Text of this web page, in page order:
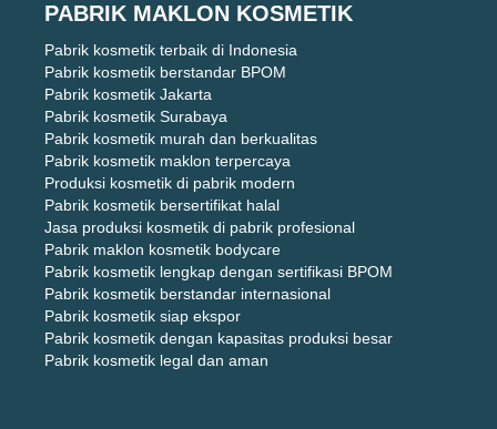
PABRIK MAKLON KOSMETIK
Pabrik kosmetik terbaik di Indonesia
Pabrik kosmetik berstandar BPOM
Pabrik kosmetik Jakarta
Pabrik kosmetik Surabaya
Pabrik kosmetik murah dan berkualitas
Pabrik kosmetik maklon terpercaya
Produksi kosmetik di pabrik modern
Pabrik kosmetik bersertifikat halal
Jasa produksi kosmetik di pabrik profesional
Pabrik maklon kosmetik bodycare
Pabrik kosmetik lengkap dengan sertifikasi BPOM
Pabrik kosmetik berstandar internasional
Pabrik kosmetik siap ekspor
Pabrik kosmetik dengan kapasitas produksi besar
Pabrik kosmetik legal dan aman